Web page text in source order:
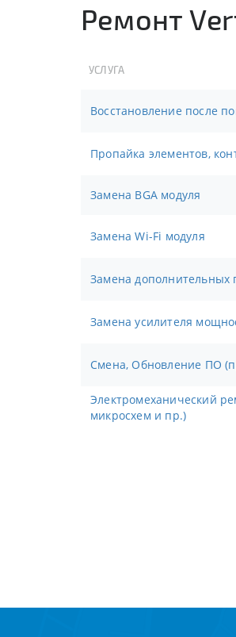
Ремонт
УСЛУГА
Восстановление после
Пропайка элементов,
Замена BGA модуля
Замена Wi-Fi модуля
Замена дополнительных
Замена усилителя
Смена, Обновление ПО
Электромеханический ремонт (замена электронных компонентов,
микросхем и пр.)